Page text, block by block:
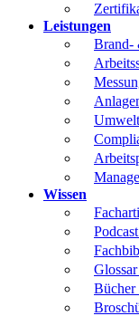
Leistungen
Brand-
Wissen
Bücher